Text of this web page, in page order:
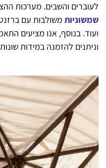
לעוברים והשבים. מערכות
שמשוניות משולבות עם
ועוד. בנוסף, אנו מציעים
וניתנים להזמנה במידות